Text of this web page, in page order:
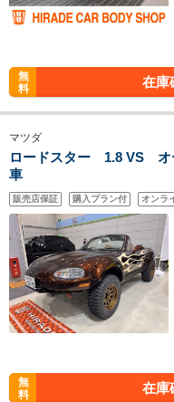
無
料
在庫
マツダ
ロードスター 1.8 VS オ
車
販売店保証 購入プラン付 オンラ
無
料
在庫